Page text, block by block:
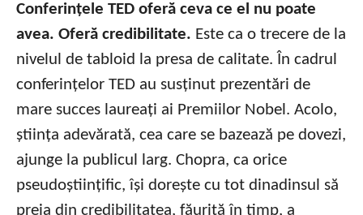
Conferințele TED oferă ceva ce el nu poate
avea. Oferă credibilitate. Este ca o trecere de la
nivelul de tabloid la presa de calitate. În cadrul
conferințelor TED au susținut prezentări de
mare succes laureați ai Premiilor Nobel. Acolo,
știința adevărată, cea care se bazează pe dovezi,
ajunge la publicul larg. Chopra, ca orice
pseudoștiințific, își dorește cu tot dinadinsul să
preia din credibilitatea, făurită în timp, a